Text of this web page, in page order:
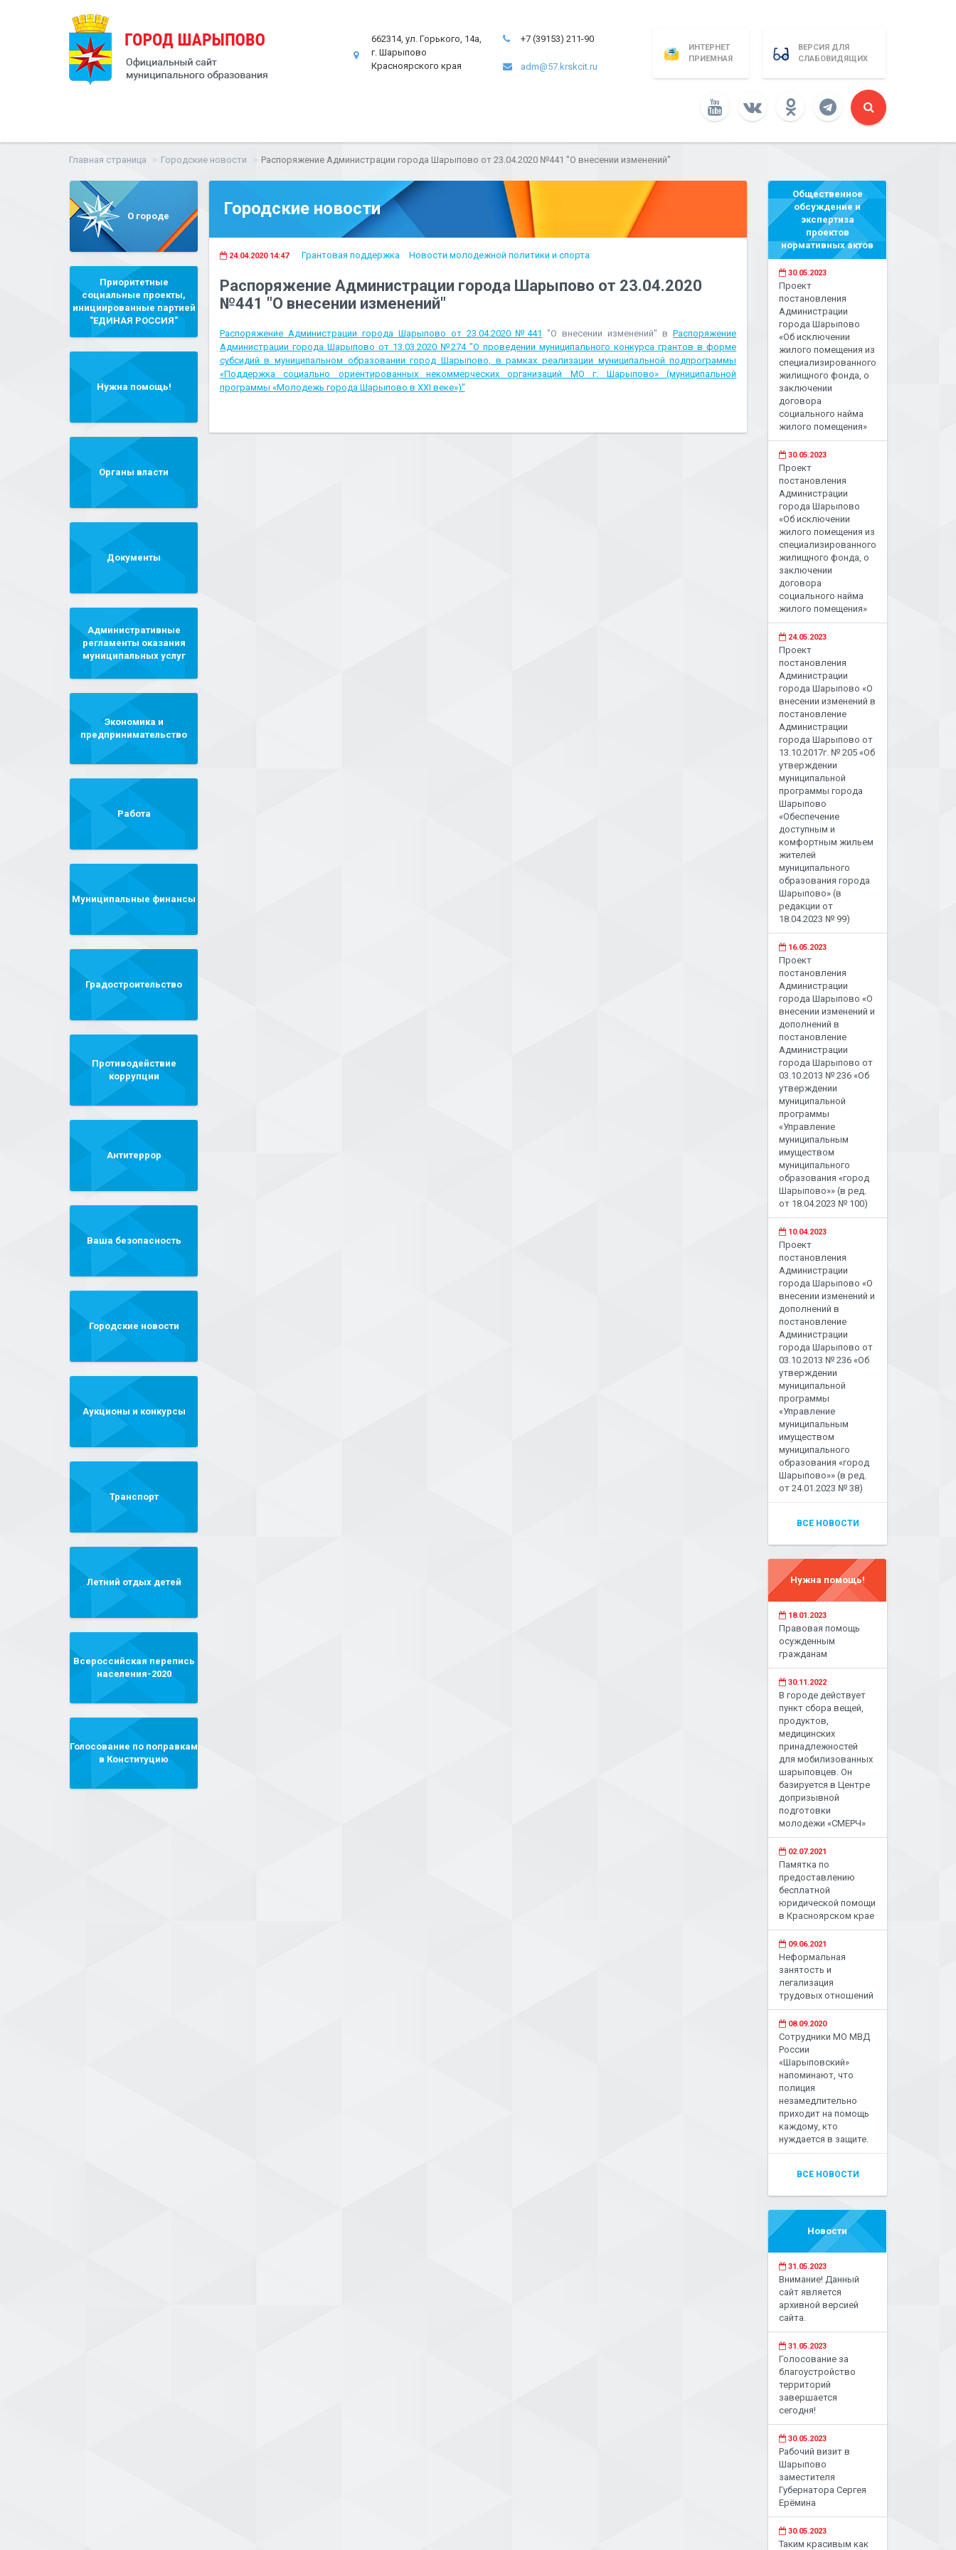
662314, ул. Горького, 14а,
г. Шарыпово
Красноярского края
+7 (39153) 211-90
adm@57.krskcit.ru
ИНТЕРНЕТ
ПРИЕМНАЯ
ВЕРСИЯ ДЛЯ
СЛАБОВИДЯЩИХ
Главная страница Городские новости Распоряжение Администрации города Шарыпово от 23.04.2020 №441 "О внесении изменений"
О городе
Приоритетные
социальные проекты,
инициированные партией
"ЕДИНАЯ РОССИЯ"
Нужна помощь!
Органы власти
Документы
Административные
регламенты оказания
муниципальных услуг
Экономика и
предпринимательство
Работа
Муниципальные финансы
Градостроительство
Противодействие
коррупции
Антитеррор
Ваша безопасность
Городские новости
Аукционы и конкурсы
Транспорт
Летний отдых детей
Всероссийская перепись
населения-2020
Голосование по поправкам
в Конституцию
Городские новости
24.04.2020 14:47 Грантовая поддержка Новости молодежной политики и спорта
Распоряжение Администрации города Шарыпово от 23.04.2020
№441 "О внесении изменений"
Распоряжение Администрации города Шарыпово от 23.04.2020 №441 "О внесении изменений" вРаспоряжение
Администрации города Шарыпово от 13.03.2020 №274 "О проведении муниципального конкурса грантов в форме
субсидий в муниципальном образовании город Шарыпово, в рамках реализации муниципальной подпрограммы
«Поддержка социально ориентированных некоммерческих организаций МО г. Шарыпово» (муниципальной
программы «Молодежь города Шарыпово в ХХI веке»)"
Общественное
обсуждение и
экспертиза
проектов
нормативных актов
30.05.2023
Проект
постановления
Администрации
города Шарыпово
«Об исключении
жилого помещения из
специализированного
жилищного фонда, о
заключении
договора
социального найма
жилого помещения»
30.05.2023
Проект
постановления
Администрации
города Шарыпово
«Об исключении
жилого помещения из
специализированного
жилищного фонда, о
заключении
договора
социального найма
жилого помещения»
24.05.2023
Проект
постановления
Администрации
города Шарыпово «О
внесении изменений в
постановление
Администрации
города Шарыпово от
13.10.2017г. № 205 «Об
утверждении
муниципальной
программы города
Шарыпово
«Обеспечение
доступным и
комфортным жильем
жителей
муниципального
образования города
Шарыпово» (в
редакции от
18.04.2023 № 99)
16.05.2023
Проект
постановления
Администрации
города Шарыпово «О
внесении изменений и
дополнений в
постановление
Администрации
города Шарыпово от
03.10.2013 № 236 «Об
утверждении
муниципальной
программы
«Управление
муниципальным
имуществом
муниципального
образования «город
Шарыпово»» (в ред.
от 18.04.2023 № 100)
10.04.2023
Проект
постановления
Администрации
города Шарыпово «О
внесении изменений и
дополнений в
постановление
Администрации
города Шарыпово от
03.10.2013 № 236 «Об
утверждении
муниципальной
программы
«Управление
муниципальным
имуществом
муниципального
образования «город
Шарыпово»» (в ред.
от 24.01.2023 № 38)
ВСЕ НОВОСТИ
Нужна помощь!
18.01.2023
Правовая помощь
осужденным
гражданам
30.11.2022
В городе действует
пункт сбора вещей,
продуктов,
медицинских
принадлежностей
для мобилизованных
шарыповцев. Он
базируется в Центре
допризывной
подготовки
молодежи «СМЕРЧ»
02.07.2021
Памятка по
предоставлению
бесплатной
юридической помощи
в Красноярском крае
09.06.2021
Неформальная
занятость и
легализация
трудовых отношений
08.09.2020
Сотрудники МО МВД
России
«Шарыповский»
напоминают, что
полиция
незамедлительно
приходит на помощь
каждому, кто
нуждается в защите.
ВСЕ НОВОСТИ
Новости
31.05.2023
Внимание! Данный
сайт является
архивной версией
сайта.
31.05.2023
Голосование за
благоустройство
территорий
завершается
сегодня!
30.05.2023
Рабочий визит в
Шарыпово
заместителя
Губернатора Сергея
Ерёмина
30.05.2023
Таким красивым как